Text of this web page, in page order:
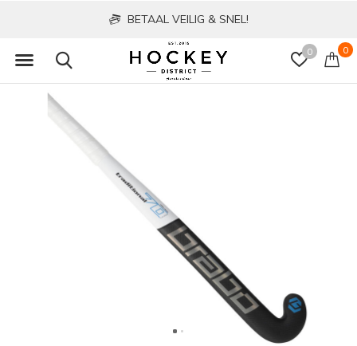
0 0
BETAAL VEILIG & SNEL!